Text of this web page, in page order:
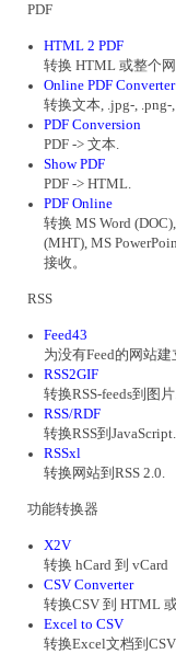
PDF
HTML 2 PDF
转换 HTML 或整个
Online PDF Converter
转换文本, .jpg-,
PDF Conversion
PDF -> 文本.
Show PDF
PDF -> HTML.
PDF Online
转换 MS Word
(MHT), MS
接收。
RSS
Feed43
为没有Feed的网站建
RSS2GIF
转换RSS-feeds到图
RSS/RDF
转换RSS到JavaScript.
RSSxl
转换网站到RSS 2.0.
功能转换器
X2V
转换 hCard 到 vCard
CSV Converter
转换CSV 到 HTML
Excel to CSV
转换Excel文档到CSV